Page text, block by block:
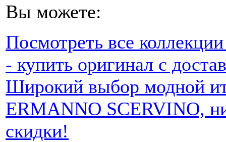
Вы можете:
Посмотреть все
- купить оригинал с
Широкий выбор модной
ERMANNO SCERVINO,
скидки!